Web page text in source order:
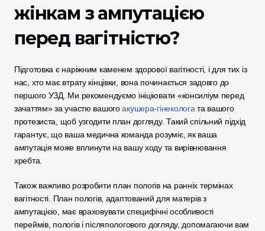
жінкам з ампутацією
перед вагітністю?
Підготовка є наріжним каменем здорової вагітності, і для тих із
нас, хто має втрату кінцівки, вона починається задовго до
першого УЗД. Ми рекомендуємо ініціювати «консиліум перед
зачаттям» за участю вашого акушера-гінеколога та вашого
протезиста, щоб узгодити план догляду. Такий спільний підхід
гарантує, що ваша медична команда розуміє, як ваша
ампутація може вплинути на вашу ходу та вирівнювання
хребта.
Також важливо розробити план пологів на ранніх термінах
вагітності. План пологів, адаптований для матерів з
ампутацією, має враховувати специфічні особливості
переймів, пологів і післяпологового догляду, допомагаючи вам